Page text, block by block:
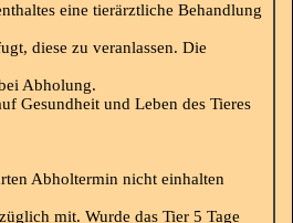
eine tierärztliche Behandlung
diese zu veranlassen. Die
Abholung.
Gesundheit und Leben des Tieres
Abholtermin nicht einhalten
mit. Wurde das Tier 5 Tage